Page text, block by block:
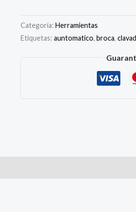
Categoría: Herramientas
Etiquetas: auntomatico, broca,